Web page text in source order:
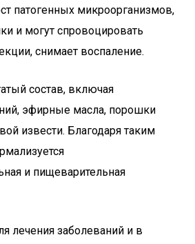
патогенных микроорганизмов,
и могут спровоцировать
снимает воспаление.
состав, включая
эфирные масла, порошки
извести. Благодаря таким
и пищеварительная
лечения заболеваний и в